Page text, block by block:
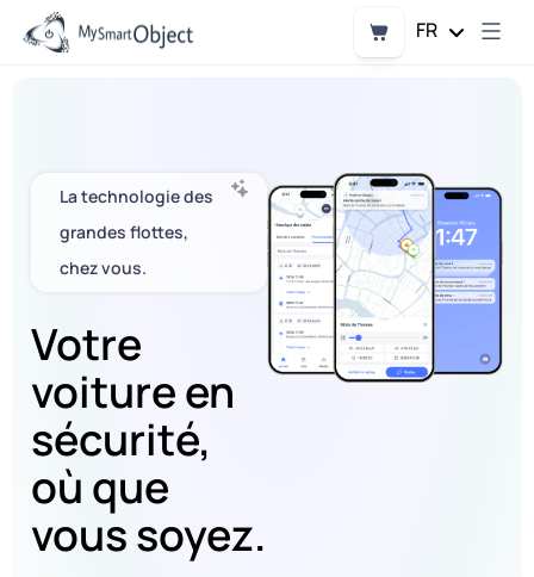
contenu
Panier
FR
La technologie des
grandes flottes,
chez vous.
Votre
voiture en
sécurité,
où que
vous soyez.